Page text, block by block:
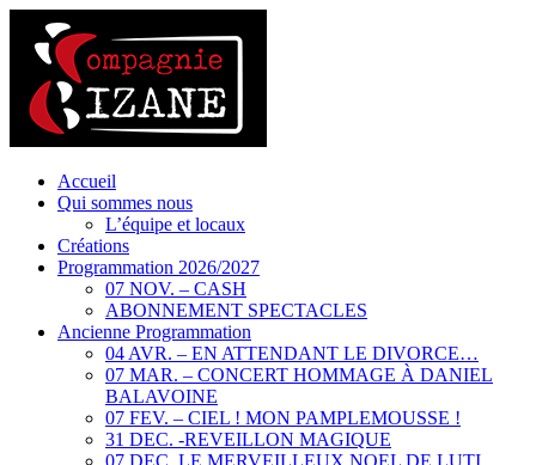
Accueil
Qui sommes nous
L’équipe et locaux
Créations
Programmation 2026/2027
07 NOV. – CASH
ABONNEMENT SPECTACLES
Ancienne Programmation
04 AVR. – EN ATTENDANT LE DIVORCE…
07 MAR. – CONCERT HOMMAGE À DANIEL
BALAVOINE
07 FEV. – CIEL ! MON PAMPLEMOUSSE !
31 DEC. -REVEILLON MAGIQUE
07 DEC. LE MERVEILLEUX NOEL DE LUTI